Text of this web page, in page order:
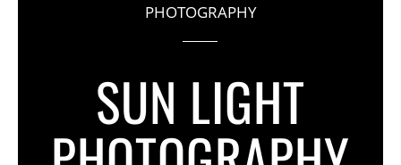
PHOTOGRAPHY
SUN LIGHT